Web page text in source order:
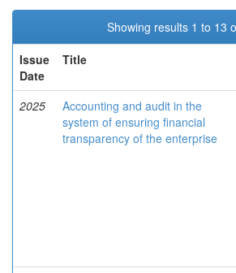
Showing results 1 to 13
Issue
Date
Title
2025
Accounting and audit in the
system of ensuring financial
transparency of the enterprise